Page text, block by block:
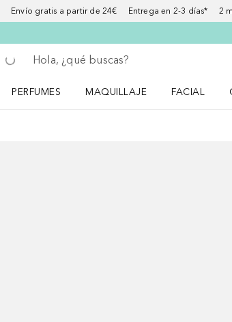
Envío gratis a partir de 24€ Entrega en 2-3 días* 2
Regresar
Ejecutar búsqueda
PERFUMES
MAQUILLAJE
FACIAL